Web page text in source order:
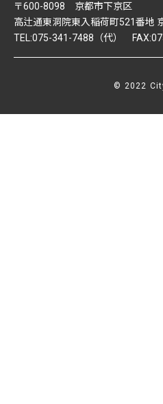
〒600-8098 京都市下京区
高辻通東洞院東入稲荷町521番地
TEL:075-341-7488（代）
© 2022